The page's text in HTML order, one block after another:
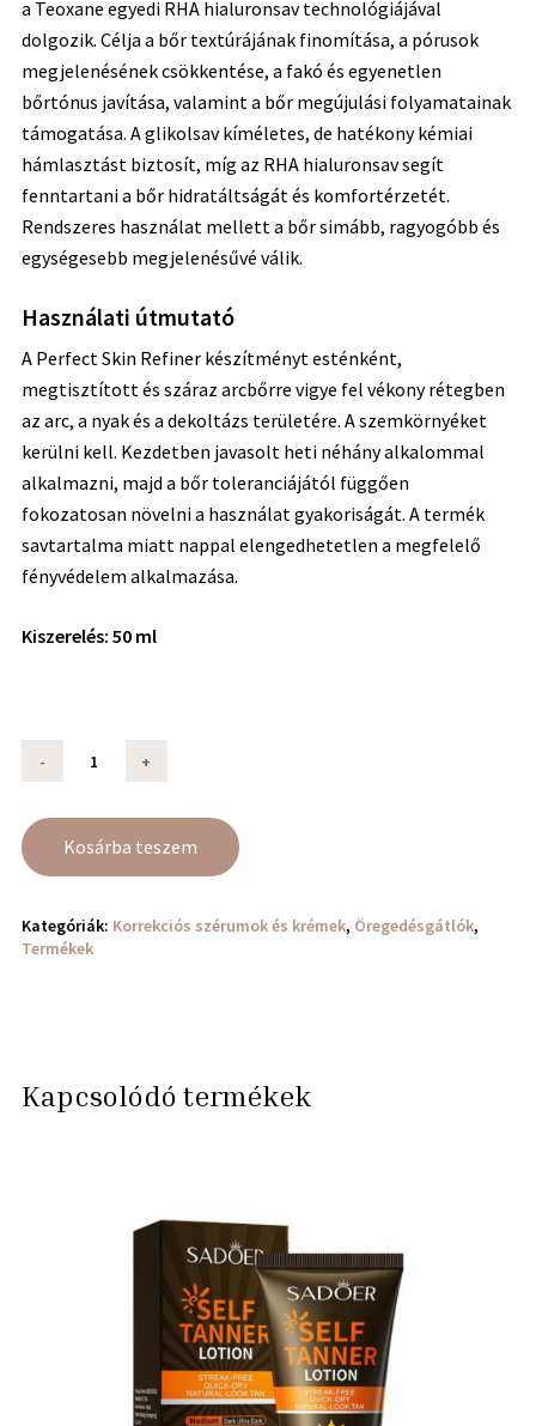
a Teoxane egyedi RHA hialuronsav technológiájával
dolgozik. Célja a bőr textúrájának finomítása, a pórusok
megjelenésének csökkentése, a fakó és egyenetlen
bőrtónus javítása, valamint a bőr megújulási folyamatainak
támogatása. A glikolsav kíméletes, de hatékony kémiai
hámlasztást biztosít, míg az RHA hialuronsav segít
fenntartani a bőr hidratáltságát és komfortérzetét.
Rendszeres használat mellett a bőr simább, ragyogóbb és
egységesebb megjelenésűvé válik.
Használati útmutató
A Perfect Skin Refiner készítményt esténként,
megtisztított és száraz arcbőrre vigye fel vékony rétegben
az arc, a nyak és a dekoltázs területére. A szemkörnyéket
kerülni kell. Kezdetben javasolt heti néhány alkalommal
alkalmazni, majd a bőr toleranciájától függően
fokozatosan növelni a használat gyakoriságát. A termék
savtartalma miatt nappal elengedhetetlen a megfelelő
fényvédelem alkalmazása.
Kiszerelés: 50 ml
Kosárba teszem
Kategóriák: Korrekciós szérumok és krémek, Öregedésgátlók,
Termékek
Kapcsolódó termékek